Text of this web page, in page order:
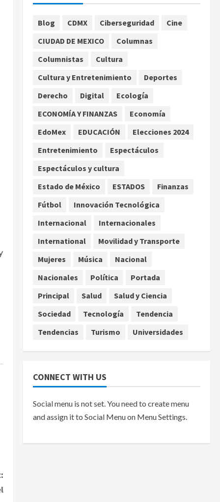
México
agosto 6, 2026
2
SCJN avala obligación
a jornaleros agrícolas
agosto 6, 2026
Turista muere ahogado en
alberca de hotel en Acapulco;
ante falta de personal
4
México gana arbitraje contra
reclamaban más de 219 mdd
Sounders en su inicio de la
Leagues Cup 2026
Blog CDMX Ciberseguridad
Cine
CIUDAD DE MEXICO
Columnas
Columnistas
Cultura
Cultura y Entretenimiento
Deportes
Derecho
Digital
Ecología
ECONOMÍA Y FINANZAS
Economía
EdoMex
EDUCACIÓN
Elecciones 2024
Entretenimiento
Espectáculos
Espectáculos y cultura
Estado de México
ESTADOS
Finanzas
Fútbol
Innovación Tecnológica
Internacional
Internacionales
International
Movilidad y Transporte
Mujeres
Música
Nacional
Nacionales
Política
Portada
Principal
Salud
Salud y Ciencia
Sociedad
Tecnología
Tendencia
Tendencias
Turismo Universidades
CONNECT WITH US
Social menu is not set. You need to create menu
and assign it to Social Menu on Menu Settings.